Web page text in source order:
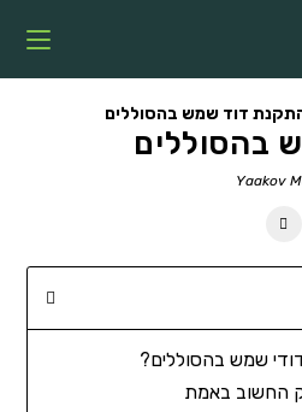
דוד שמש בהסוללים
בהסוללים
Yaakov
שמש בהסוללים?
החשוב באמת